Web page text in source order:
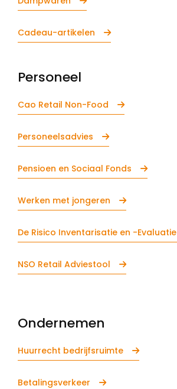
Cadeau-artikelen
Personeel
Cao Retail Non-Food
Personeelsadvies
Pensioen en Sociaal Fonds
Werken met jongeren
De Risico Inventarisatie en -Evaluatie
NSO Retail Adviestool
Ondernemen
Huurrecht bedrijfsruimte
Betalingsverkeer